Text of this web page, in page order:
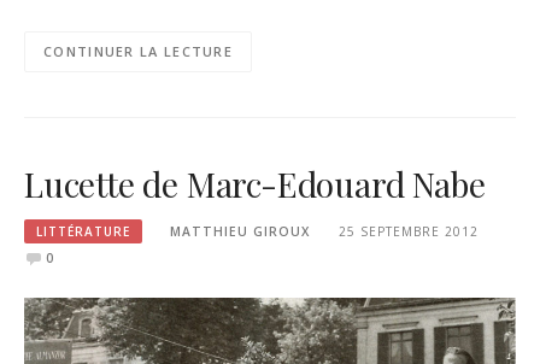
CONTINUER LA LECTURE
Lucette de Marc-Edouard Nabe
LITTÉRATURE MATTHIEU GIROUX
25 SEPTEMBRE 2012
0